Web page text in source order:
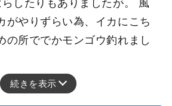
したりもありましたが。 風
がやりずらい為、イカにこち
の所ででかモンゴウ釣れまし
続きを表示